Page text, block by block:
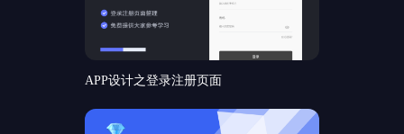
APP设计之登录注册页面